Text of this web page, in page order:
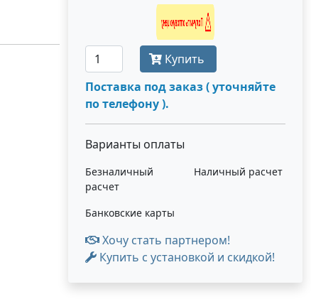
Получить оптовую цену
Купить
Поставка под заказ ( уточняйте
по телефону ).
Варианты оплаты
Безналичный
расчет
Наличный расчет
Банковские карты
Хочу стать партнером!
Купить с установкой и скидкой!